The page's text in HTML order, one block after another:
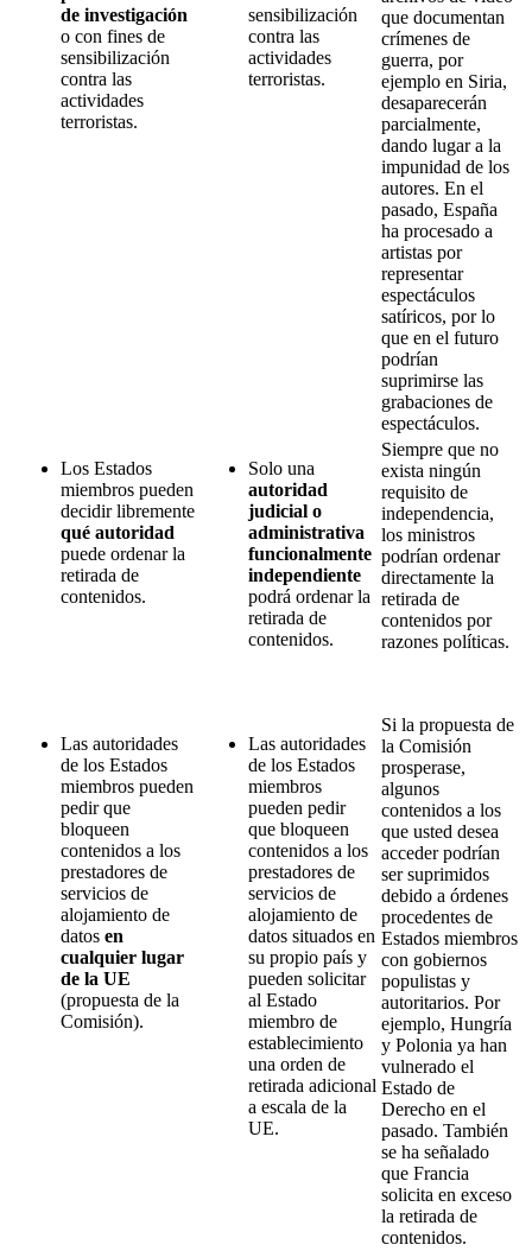
de investigación
o con fines de
sensibilización
contra las
actividades
terroristas.
sensibilización
contra las
actividades
terroristas.
que documentan
crímenes de
guerra, por
ejemplo en Siria,
desaparecerán
parcialmente,
dando lugar a la
impunidad de los
autores. En el
pasado, España
ha procesado a
artistas por
representar
espectáculos
satíricos, por lo
que en el futuro
podrían
suprimirse las
grabaciones de
espectáculos.
Los Estados
miembros pueden
decidir libremente
qué autoridad
puede ordenar la
retirada de
contenidos.
Solo una
autoridad
judicial o
administrativa
funcionalmente
independiente
podrá ordenar la
retirada de
contenidos.
Siempre que no
exista ningún
requisito de
independencia,
los ministros
podrían ordenar
directamente la
retirada de
contenidos por
razones políticas.
Las autoridades
de los Estados
miembros pueden
pedir que
bloqueen
contenidos a los
prestadores de
servicios de
alojamiento de
datos en
cualquier lugar
de la UE
(propuesta de la
Comisión).
Las autoridades
de los Estados
miembros
pueden pedir
que bloqueen
contenidos a los
prestadores de
servicios de
alojamiento de
datos situados en
su propio país y
pueden solicitar
al Estado
miembro de
establecimiento
una orden de
retirada adicional
a escala de la
UE.
Si la propuesta de
la Comisión
prosperase,
algunos
contenidos a los
que usted desea
acceder podrían
ser suprimidos
debido a órdenes
procedentes de
Estados miembros
con gobiernos
populistas y
autoritarios. Por
ejemplo, Hungría
y Polonia ya han
vulnerado el
Estado de
Derecho en el
pasado. También
se ha señalado
que Francia
solicita en exceso
la retirada de
contenidos.